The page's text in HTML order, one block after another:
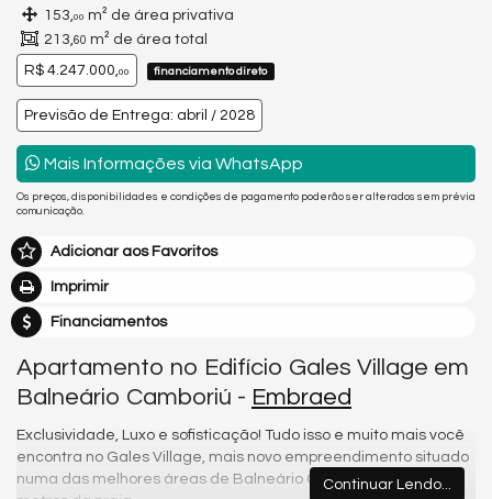
153,00 m² de área privativa
213,60 m² de área total
R$ 4.247.000,00 financiamento direto
Previsão de Entrega: abril / 2028
Mais Informações via WhatsApp
Os preços, disponibilidades e condições de pagamento poderão ser alterados sem prévia
comunicação.
Adicionar aos Favoritos
Imprimir
Financiamentos
Apartamento no Edifício Gales Village em
Balneário Camboriú - Embraed
Exclusividade, Luxo e sofisticação! Tudo isso e muito mais você
encontra no Gales Village, mais novo empreendimento situado
numa das melhores áreas de Balneário Camboriú, há poucos
Continuar Lendo...